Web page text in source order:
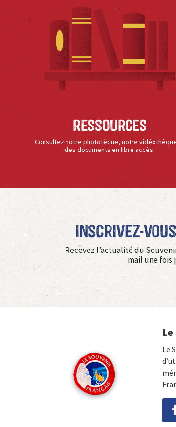
Ressources
Consultez notre phototèque, notre
des documents en libre accès.
Inscrivez-
Recevez l’actualité du
mail une fois
Le
Le